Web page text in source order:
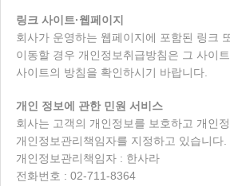
링크 사이트·웹페이지
회사가 운영하는 웹페이지에 포함된 링크
이동할 경우 개인정보취급방침은 그 사이
사이트의 방침을 확인하시기 바랍니다.
개인 정보에 관한 민원 서비스
회사는 고객의 개인정보를 보호하고 개인
개인정보관리책임자를 지정하고 있습니다.
개인정보관리책임자 : 한사라
전화번호 : 02-711-8364